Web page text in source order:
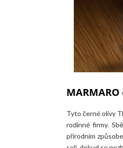
Tyto černé olivy
rodinné firmy.
přírodním